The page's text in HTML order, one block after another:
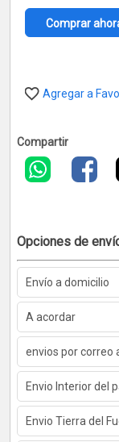
Comprar
Agregar a
Compartir
Opciones de
Envío a domicilio
A acordar
envios por correo
Envio Interior del
Envio Tierra del